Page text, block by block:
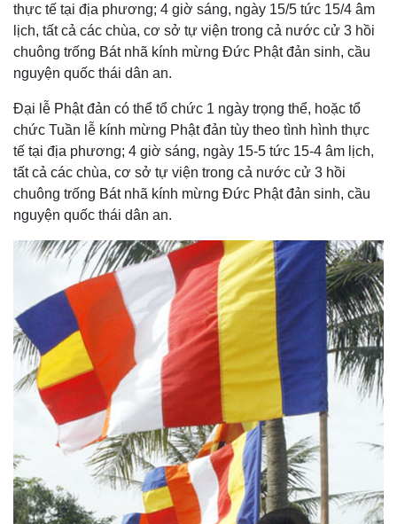
thực tế tại địa phương; 4 giờ sáng, ngày 15/5 tức 15/4 âm
lịch, tất cả các chùa, cơ sở tự viện trong cả nước cử 3 hồi
chuông trống Bát nhã kính mừng Đức Phật đản sinh, cầu
nguyện quốc thái dân an.
Đại lễ Phật đản có thể tổ chức 1 ngày trọng thể, hoặc tổ
chức Tuần lễ kính mừng Phật đản tùy theo tình hình thực
tế tại địa phương; 4 giờ sáng, ngày 15-5 tức 15-4 âm lịch,
tất cả các chùa, cơ sở tự viện trong cả nước cử 3 hồi
chuông trống Bát nhã kính mừng Đức Phật đản sinh, cầu
nguyện quốc thái dân an.